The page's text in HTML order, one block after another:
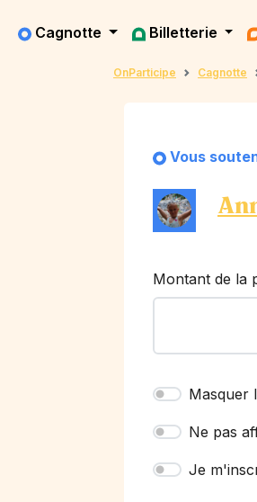
Cagnotte Billetterie
OnParticipe Cagnotte
Vous
Montant de la
Masquer
Ne pas
Je